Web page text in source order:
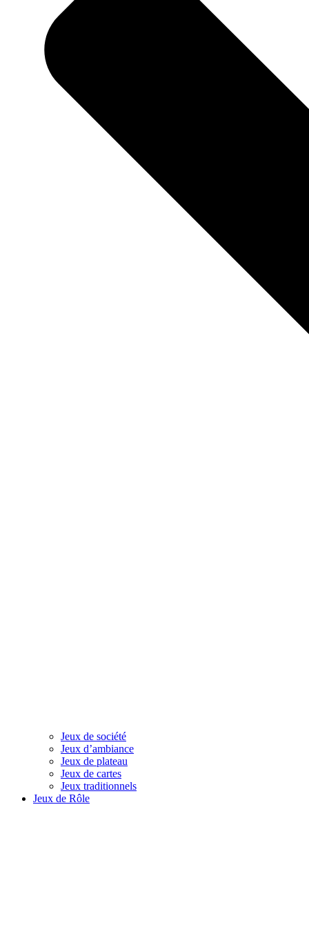
Jeux de société
Jeux d’ambiance
Jeux de plateau
Jeux de cartes
Jeux traditionnels
Jeux de Rôle